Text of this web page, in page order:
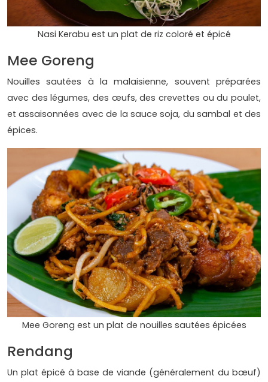
Nasi Kerabu est un plat de riz coloré et épicé
Mee Goreng
Nouilles sautées à la malaisienne, souvent préparées
avec des légumes, des œufs, des crevettes ou du poulet,
et assaisonnées avec de la sauce soja, du sambal et des
épices.
Mee Goreng est un plat de nouilles sautées épicées
Rendang
Un plat épicé à base de viande (généralement du bœuf)